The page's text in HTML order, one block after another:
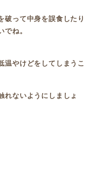
破って中身を誤食したり
でね。
温やけどをしてしまうこ
れないようにしましょ